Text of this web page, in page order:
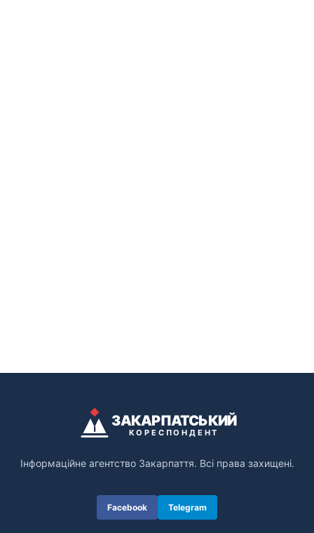
ЗАКАРПАТСЬКИЙ
КОРЕСПОНДЕНТ
Інформаційне агентство Закарпаття. Всі права захищені.
Facebook Telegram